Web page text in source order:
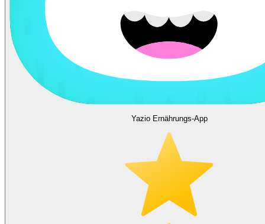
Yazio Ernährungs-App